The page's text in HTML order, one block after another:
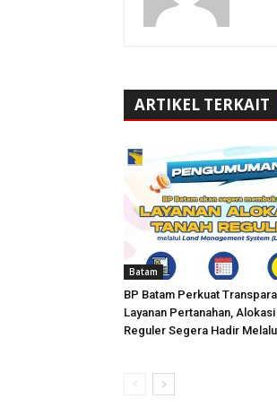
ARTIKEL TERKAIT
Batam
BP Batam Perkuat
Layanan Pertanahan, Alokasi
Reguler Segera Hadir